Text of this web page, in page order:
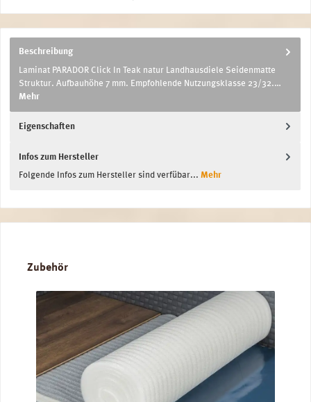
Beschreibung
Laminat PARADOR Click In Teak natur Landhausdiele Seidenmatte
Struktur. Aufbauhöhe 7 mm. Empfohlende Nutzungsklasse 23/32.…
Mehr
Eigenschaften
Infos zum Hersteller
Folgende Infos zum Hersteller sind verfübar... Mehr
Produktgalerie überspringen
Zubehör